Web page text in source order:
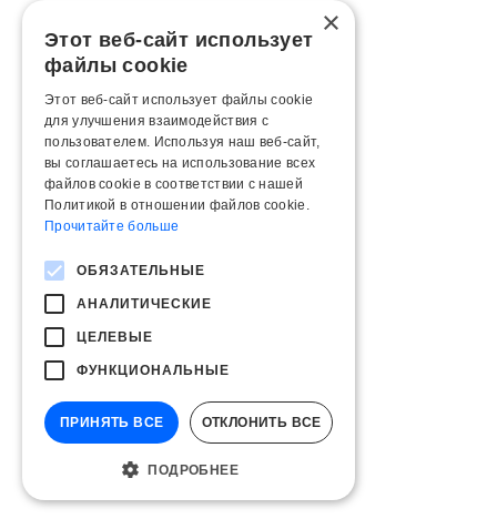
×
Этот веб-сайт использует
файлы cookie
Этот веб-сайт использует файлы cookie
для улучшения взаимодействия с
пользователем. Используя наш веб-сайт,
вы соглашаетесь на использование всех
файлов cookie в соответствии с нашей
Политикой в ​​отношении файлов cookie.
Прочитайте больше
ОБЯЗАТЕЛЬНЫЕ
АНАЛИТИЧЕСКИЕ
ЦЕЛЕВЫЕ
ФУНКЦИОНАЛЬНЫЕ
ПРИНЯТЬ ВСЕ ОТКЛОНИТЬ ВСЕ
ПОДРОБНЕЕ